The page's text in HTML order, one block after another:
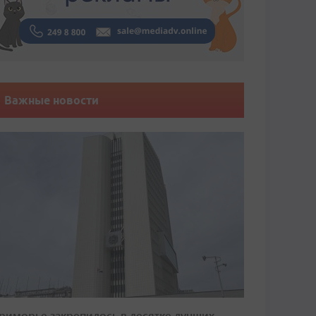
Важные новости